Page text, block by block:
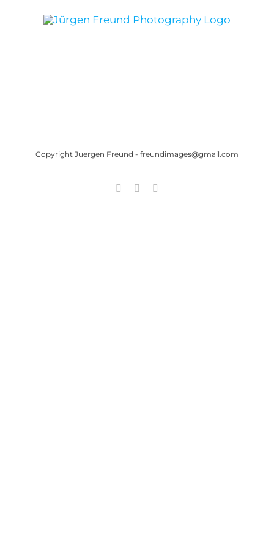
Copyright Juergen Freund - freundimages@gmail.com
FacebookInstagram